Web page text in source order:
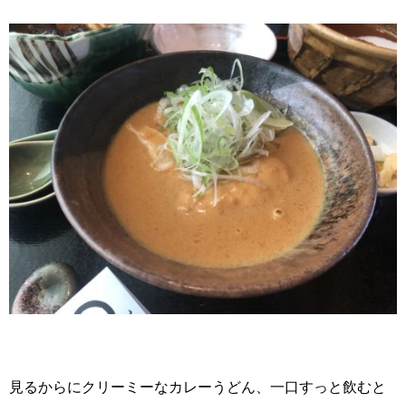
見るからにクリーミーなカレーうどん、一口すっと飲むと